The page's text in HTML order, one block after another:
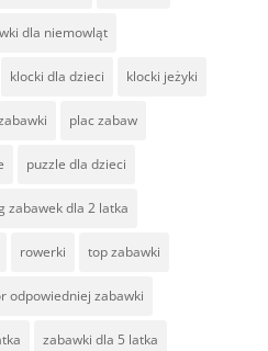
dla niemowląt
klocki dla dzieci klocki jeżyki
plac zabaw
puzzle dla dzieci
zabawek dla 2 latka
rowerki top zabawki
odpowiedniej zabawki
zabawki dla 5 latka